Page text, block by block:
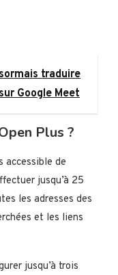
traduire
Google Meet
Plus ?
accessible de
jusqu’à 25
les adresses des
et les liens
jusqu’à trois